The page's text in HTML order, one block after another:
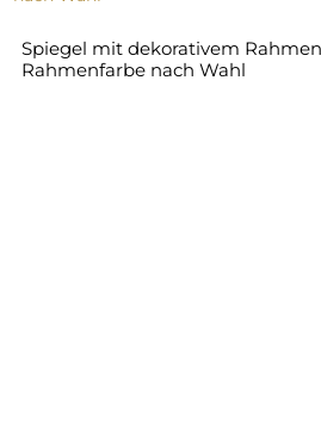
Spiegel mit dekorativem
Rahmenfarbe nach Wahl